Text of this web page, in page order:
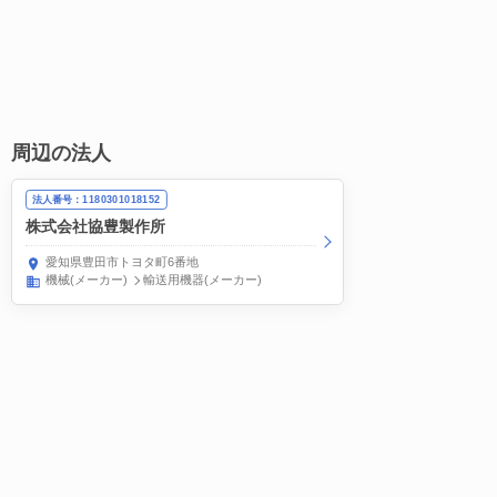
周辺の法人
法人番号：1180301018152
株式会社協豊製作所
愛知県豊田市トヨタ町6番地
機械(メーカー)
輸送用機器(メーカー)